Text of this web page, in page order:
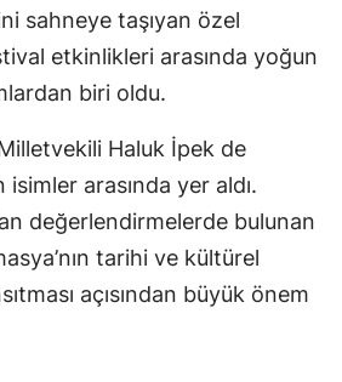
sahneye taşıyan özel
etkinlikleri arasında yoğun
biri oldu.
Haluk İpek de
arasında yer aldı.
değerlendirmelerde bulunan
tarihi ve kültürel
açısından büyük önem